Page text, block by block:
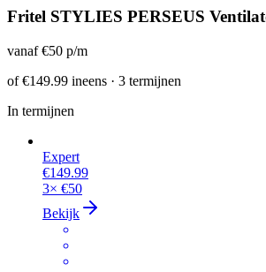
Fritel STYLIES PERSEUS
vanaf€50 p/m
of€149.99 ineens · 3 termijnen
In termijnen
Expert
€149.99
3× €50
Bekijk